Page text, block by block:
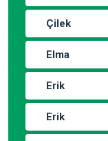
Çilek
Elma
Erik
Erik